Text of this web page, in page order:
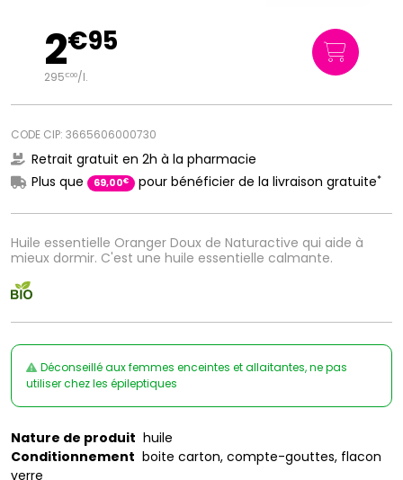
Huile essentielle Oranger Doux de Naturactive qui aide à
mieux dormir. C'est une huile essentielle calmante.
2€95
295€00/l.
CODE CIP: 3665606000730
Retrait gratuit en 2h à la pharmacie
Plus que
69,00€ pour bénéficier de la livraison gratuite*
Déconseillé aux femmes enceintes et allaitantes, ne pas
utiliser chez les épileptiques
Nature de produit huile
Conditionnement boite carton, compte-gouttes, flacon
verre